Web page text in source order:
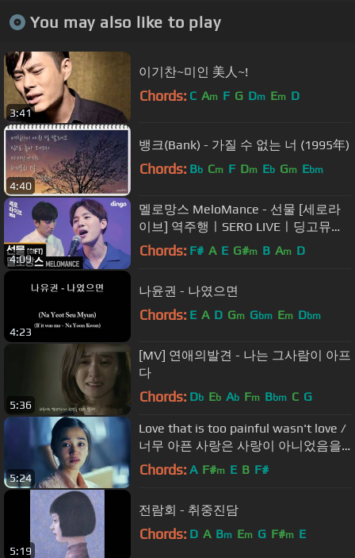
You may also like to play
3:41
이기찬~미인 美人~!
Chords: C Am F G Dm Em D
4:40
뱅크(Bank) - 가질 수 없는 너 (1995年)
Chords: Bb Cm F Dm Eb Gm Ebm
4:09
멜로망스 MeloMance - 선물 [세로라
이브] 역주행ㅣSERO LIVEㅣ딩고뮤직
ㅣDingo Music
Chords: F# A E G#m B Am D
4:23
나윤권 - 나였으면
Chords: E A D Gm Gbm Em Dbm
5:36
[MV] 연애의발견 - 나는 그사람이 아프
다
Chords: Db Eb Ab Fm Bbm C G
5:24
Love that is too painful wasn't love /
너무 아픈 사랑은 사랑이 아니었음을 /
김필 /그해여름 /Once in a summer
Chords: A F#m E B F#
5:19
전람회 - 취중진담
Chords: D A Bm Em G F#m E